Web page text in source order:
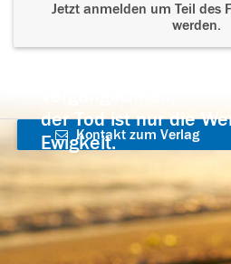
Jetzt anmelden um Teil des
werden.
der Tod ist nur die
Ewigkeit.
Kontakt zum Verlag
aufnehmen